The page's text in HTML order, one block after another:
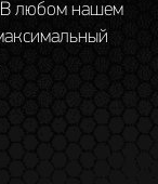
В любом нашем